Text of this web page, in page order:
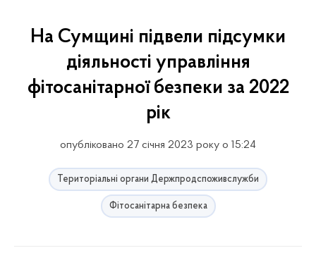
На Сумщині підвели підсумки
діяльності управління
фітосанітарної безпеки за 2022
рік
опубліковано 27 січня 2023 року о 15:24
Територіальні органи Держпродспоживслужби
Фітосанітарна безпека